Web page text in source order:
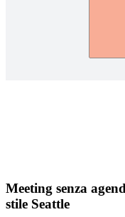
Meeting senza
stile Seattle